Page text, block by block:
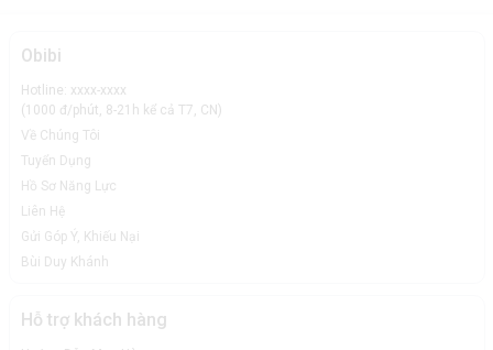
Obibi
Hotline: xxxx-xxxx
(1000 đ/phút, 8-21h kể cả T7, CN)
Về Chúng Tôi
Tuyển Dụng
Hồ Sơ Năng Lực
Liên Hệ
Gửi Góp Ý, Khiếu Nại
Bùi Duy Khánh
Hỗ trợ khách hàng